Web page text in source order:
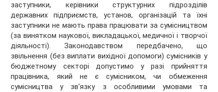
заступники, керівники структурних підрозділів
державних підприємств, установ, організацій та їхні
заступники не мають права працювати за сумісництвом
(за винятком наукової, викладацької, медичної і творчої
діяльності). Законодавством передбачено, що
звільнення (без виплати вихідної допомоги) сумісників у
бюджетному секторі допустимо у разі прийняття
працівника, який не є сумісником, чи обмеження
сумісництва у зв'язку з особливими умовами та